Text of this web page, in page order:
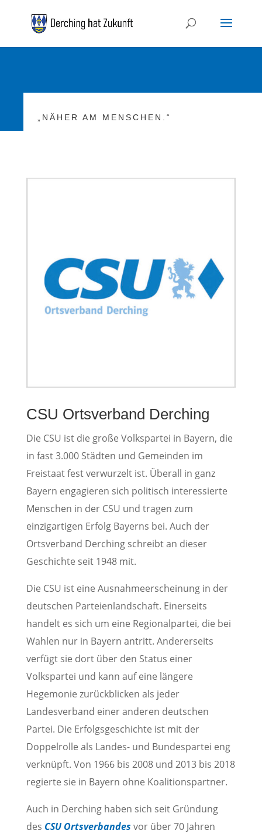
„NÄHER AM MENSCHEN.“
CSU Ortsverband Derching
Die CSU ist die große Volkspartei in Bayern, die
in fast 3.000 Städten und Gemeinden im
Freistaat fest verwurzelt ist. Überall in ganz
Bayern engagieren sich politisch interessierte
Menschen in der CSU und tragen zum
einzigartigen Erfolg Bayerns bei. Auch der
Ortsverband Derching schreibt an dieser
Geschichte seit 1948 mit.
Die CSU ist eine Ausnahmeerscheinung in der
deutschen Parteienlandschaft. Einerseits
handelt es sich um eine Regionalpartei, die bei
Wahlen nur in Bayern antritt. Andererseits
verfügt sie dort über den Status einer
Volkspartei und kann auf eine längere
Hegemonie zurückblicken als jeder
Landesverband einer anderen deutschen
Partei. Die Erfolgsgeschichte ist mit der
Doppelrolle als Landes- und Bundespartei eng
verknüpft. Von 1966 bis 2008 und 2013 bis 2018
regierte sie in Bayern ohne Koalitionspartner.
Auch in Derching haben sich seit Gründung
des CSU Ortsverbandes vor über 70 Jahren